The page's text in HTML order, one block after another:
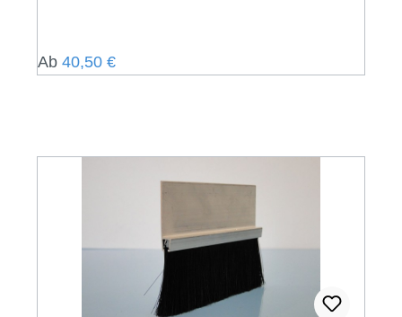
Regulärer Preis:
Ab 40,50 €